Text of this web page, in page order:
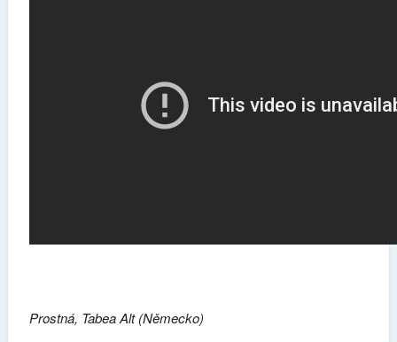
Prostná, Tabea Alt (Německo)